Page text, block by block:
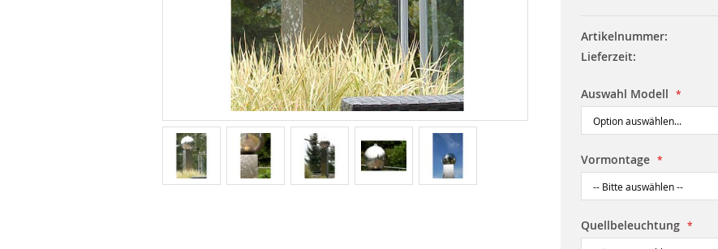
Artikelnummer
Lieferzeit
Auswahl Modell
Vormontage
Quellbeleuchtung